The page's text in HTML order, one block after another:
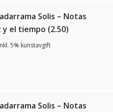
Solis – Notas
y el tiempo (2.50)
5% kunstavgift
Solis – Notas